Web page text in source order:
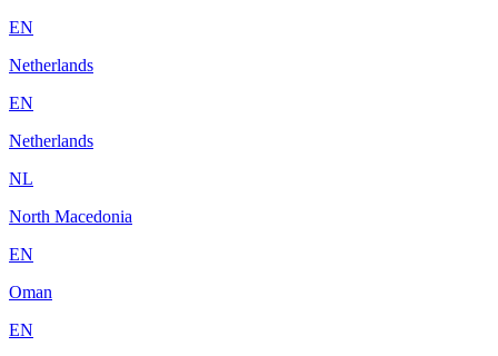
EN
Netherlands
EN
Netherlands
NL
North Macedonia
EN
Oman
EN